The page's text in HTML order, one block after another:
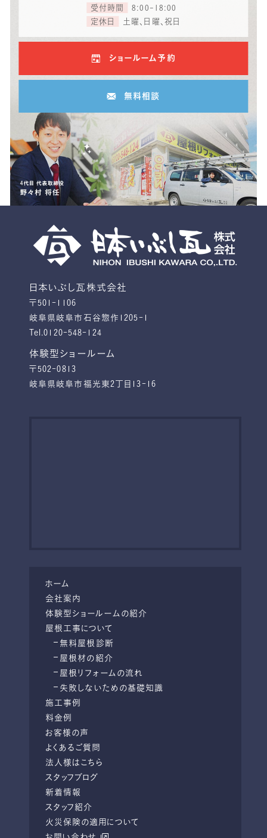
受付時間
8:00-18:00
定休日
土曜、日曜、祝日
ショールーム予約
無料相談
日本いぶし瓦株式会社
〒501-1106
岐阜県岐阜市石谷惣作1205-1
Tel.0120-548-124
体験型ショールーム
〒502-0813
岐阜県岐阜市福光東2丁目13-16
ホーム
会社案内
体験型ショールームの紹介
屋根工事について
無料屋根診断
屋根材の紹介
屋根リフォームの流れ
失敗しないための基礎知識
施工事例
料金例
お客様の声
よくあるご質問
法人様はこちら
スタッフブログ
新着情報
スタッフ紹介
火災保険の適用について